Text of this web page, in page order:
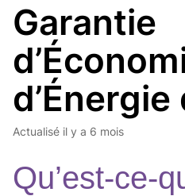
Garantie
d’Énergie
Actualisé il y a 6 mois
Qu’est-ce-